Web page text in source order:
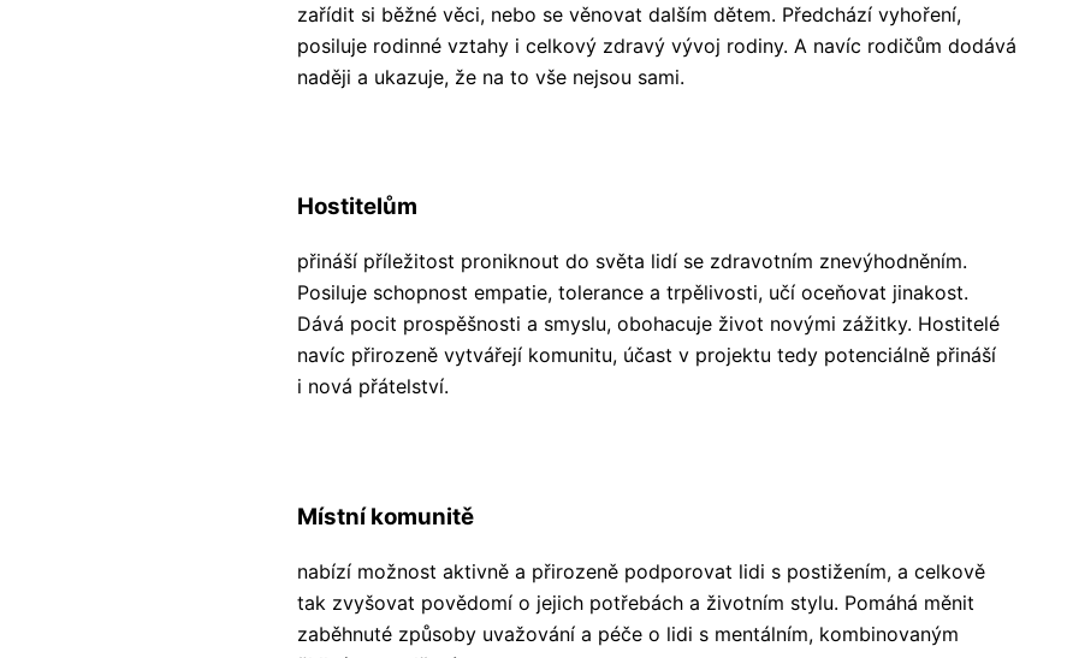
zařídit si běžné věci, nebo se věnovat dalším dětem. Předchází vyhoření,
posiluje rodinné vztahy i celkový zdravý vývoj rodiny. A navíc rodičům dodává
naději a ukazuje, že na to vše nejsou sami.
Hostitelům
přináší příležitost proniknout do světa lidí se zdravotním znevýhodněním.
Posiluje schopnost empatie, tolerance a trpělivosti, učí oceňovat jinakost.
Dává pocit prospěšnosti a smyslu, obohacuje život novými zážitky. Hostitelé
navíc přirozeně vytvářejí komunitu, účast v projektu tedy potenciálně přináší
i nová přátelství.
Místní komunitě
nabízí možnost aktivně a přirozeně podporovat lidi s postižením, a celkově
tak zvyšovat povědomí o jejich potřebách a životním stylu. Pomáhá měnit
zaběhnuté způsoby uvažování a péče o lidi s mentálním, kombinovaným